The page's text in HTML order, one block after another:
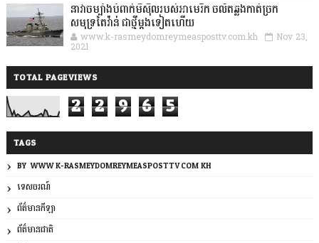
នាវាចម្បាំងបំពាក់មីស៊ីលរបស់អាមេរិក ចល័តឆ្លងកាត់ច្រក
សមុទ្រតៃវ៉ាន់ ជាថ្មីម្តងទៀតហើយ
www.k-rasmeydomreymeasposttv.com.kh Nov 23,
2021
TOTAL PAGEVIEWS
2 2 9 6 5
TAGS
BY: WWW.K-RASMEYDOMREYMEASPOSTTV.COM.KH
ទេសចរណ៍
ព័ត៌មានកីឡា
ព័ត៌មានជាតិ